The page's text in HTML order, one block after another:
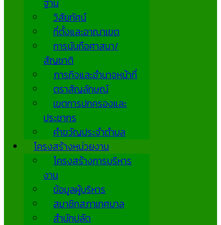
ฐาน
วิสัยทัศน์
ที่ตั้งและอาณาเขต
การนับถือศาสนา/
สัญชาติ
ภารกิจและอำนาจหน้าที่
ตราสัญลักษณ์
เขตการปกครองและ
ประชากร
คำขวัญประจำตำบล
โครงสร้างหน่วยงาน
โครงสร้างการบริหาร
งาน
ข้อมูลผู้บริหาร
สมาชิกสภาเทศบาล
สำนักปลัด